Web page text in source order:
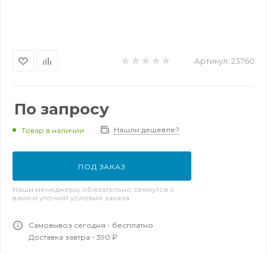
Артикул: 23760
По запросу
Товар в наличии Нашли дешевле?
ПОД ЗАКАЗ
Наши менеджеры обязательно свяжутся с
вами и уточнят условия заказа
Самовывоз сегодня - бесплатно
Доставка завтра - 390 ₽